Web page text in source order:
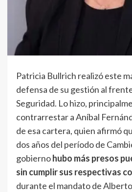
Patricia Bullrich realizó este
defensa de su gestión al
Seguridad. Lo hizo,
contrarrestar a Aníbal
de esa cartera, quien afirmó
dos años del período de
gobiernohubo más presos
sin cumplir sus respectivas
durante el mandato de